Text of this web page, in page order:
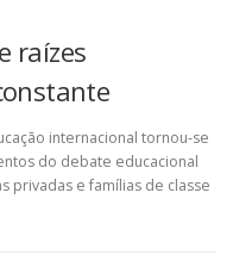
raízes
internacional tornou-se
do debate educacional
privadas e famílias de classe